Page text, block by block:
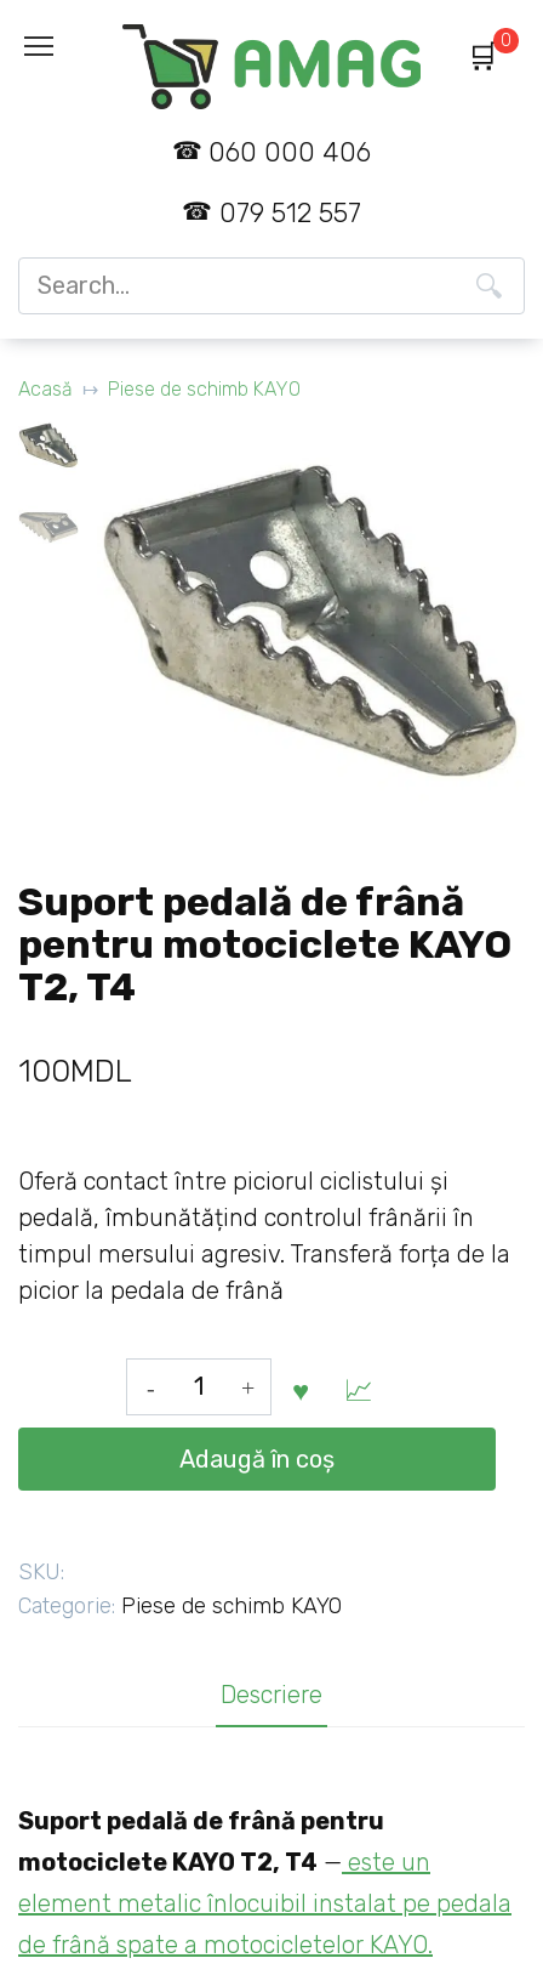
060 000 406
079 512 557
0
Search
for:
Acasă Piese de schimb KAYO
Suport pedală de frână
pentru motociclete KAYO
T2, T4
100MDL
Oferă contact între piciorul ciclistului și
pedală, îmbunătățind controlul frânării în
timpul mersului agresiv. Transferă forța de la
picior la pedala de frână
Cantitate
Suport
pedală
de
motociclete
Adaugă în coș
SKU:
Categorie: Piese de schimb KAYO
Descriere
Suport pedală de frână pentru
motociclete KAYO T2, T4 — este un
element metalic înlocuibil instalat pe pedala
de frână spate a motocicletelor KAYO.